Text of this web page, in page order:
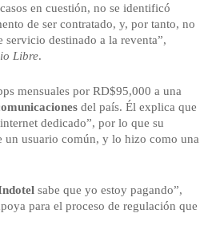
en cuestión, no se identificó
de ser contratado, y, por tanto, no
servicio destinado a la reventa”,
Libre.
mensuales por RD$95,000 a una
del país. Él explica que
dedicado”, por lo que su
un usuario común, y lo hizo como una
sabe que yo estoy pagando”,
para el proceso de regulación que